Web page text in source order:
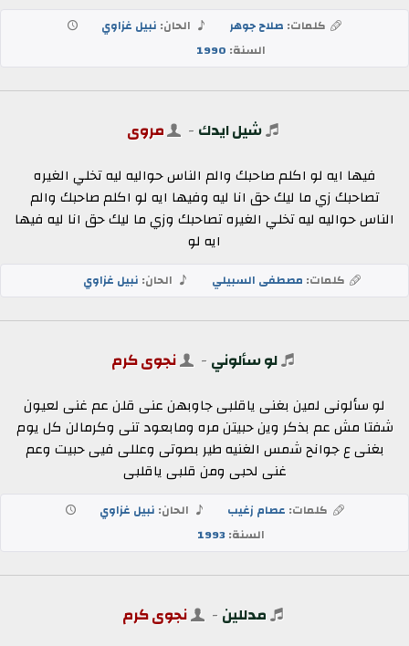
كلمات: صلاح جوهر الحان: نبيل غزاوي
السنة: 1990
شيل ايدك - مروى
فيها ايه لو اكلم صاحبك والم الناس حواليه ليه تخلي الغيره
تصاحبك زي ما ليك حق انا ليه وفيها ايه لو اكلم صاحبك والم
الناس حواليه ليه تخلي الغيره تصاحبك وزي ما ليك حق انا ليه فيها
ايه لو
كلمات: مصطفى السبيلي الحان: نبيل غزاوي
لو سألوني - نجوى كرم
لو سألونى لمين بغنى ياقلبى جاوبهن عنى قلن عم غنى لعيون
شفتا مش عم بذكر وين حبيتن مره ومابعود تنى وكرمالن كل يوم
بغنى ع جوانح شمس الغنيه طير بصوتى وعللى فيى حبيت وعم
غنى لحبى ومن قلبى ياقلبى
كلمات: عصام زغيب الحان: نبيل غزاوي
السنة:1993
مدللين - نجوى كرم